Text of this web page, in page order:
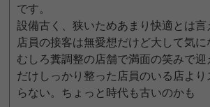
です。
設備古く、狭いためあまり快適とは言
店員の接客は無愛想だけど大して気に
むしろ糞調整の店舗で満面の笑みで迎
だけしっかり整った店員のいる店より
らない。ちょっと時代も古いのかも